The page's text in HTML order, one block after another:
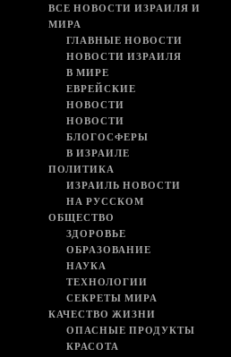
ВСЕ НОВОСТИ ИЗРАИЛЯ И
МИРА
ГЛАВНЫЕ НОВОСТИ
НОВОСТИ ИЗРАИЛЯ
В МИРЕ
ЕВРЕЙСКИЕ
НОВОСТИ
НОВОСТИ
БЛОГОСФЕРЫ
В ИЗРАИЛЕ
ПОЛИТИКА
ИЗРАИЛЬ НОВОСТИ
НА РУССКОМ
ОБЩЕСТВО
ЗДОРОВЬЕ
ОБРАЗОВАНИЕ
НАУКА
ТЕХНОЛОГИИ
СЕКРЕТЫ МИРА
КАЧЕСТВО ЖИЗНИ
ОПАСНЫЕ ПРОДУКТЫ
КРАСОТА